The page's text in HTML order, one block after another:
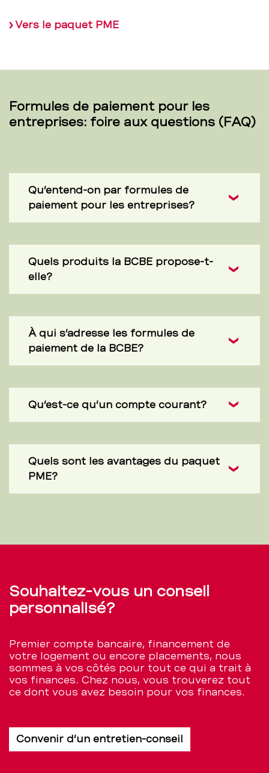
Vers le paquet PME
Formules de paiement pour les
entreprises: foire aux questions (FAQ)
Qu’entend-on par formules de
paiement pour les entreprises?
Quels produits la BCBE propose-t-
elle?
À qui s’adresse les formules de
paiement de la BCBE?
Qu’est-ce qu’un compte courant?
Quels sont les avantages du paquet
PME?
Souhaitez-vous un conseil
personnalisé?
Premier compte bancaire, financement de
votre logement ou encore placements, nous
sommes à vos côtés pour tout ce qui a trait à
vos finances. Chez nous, vous trouverez tout
ce dont vous avez besoin pour vos finances.
Convenir d’un entretien-conseil